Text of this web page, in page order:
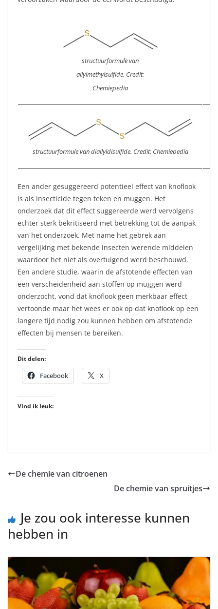
structuurformule van
allylmethylsulfide. Credit:
Chemiepedia
structuurformule van diallyldisulfide. Credit: Chemiepedia
Een ander gesuggereerd potentieel effect van knoflook
is als insecticide tegen teken en muggen. Het
onderzoek dat dit effect suggereerde werd vervolgens
echter sterk bekritiseerd met betrekking tot de aanpak
van het onderzoek. Met name het gebrek aan
vergelijking met bekende insecten werende middelen
waardoor het niet als overtuigend werd beschouwd.
Een andere studie, waarin de afstotende effecten van
een verscheidenheid aan stoffen op muggen werd
onderzocht, vond dat knoflook geen merkbaar effect
vertoonde maar het wees er ook op dat knoflook op een
langere tijd nodig zou kunnen hebben om afstotende
effecten bij mensen te bereiken.
Dit delen:
Facebook X
Vind ik leuk:
De chemie van citroenen
De chemie van spruitjes
Je zou ook interesse kunnen
hebben in